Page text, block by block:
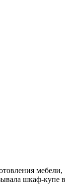
мебели,
шкаф-купе в